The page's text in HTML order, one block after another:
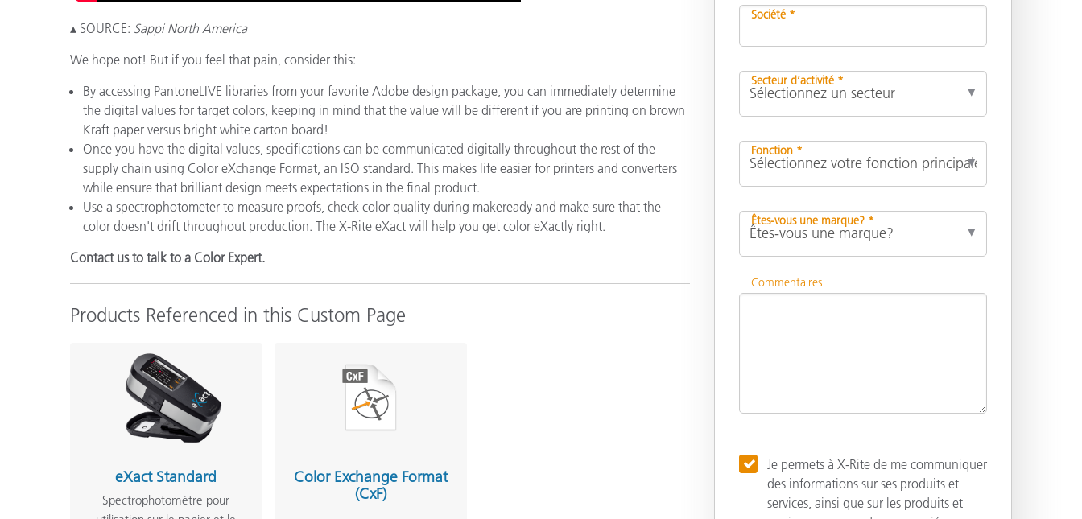
▴ SOURCE: Sappi North America
We hope not! But if you feel that pain, consider this:
By accessing PantoneLIVE libraries from your favorite Adobe design package, you can immediately determine
the digital values for target colors, keeping in mind that the value will be different if you are printing on brown
Kraft paper versus bright white carton board!
Once you have the digital values, specifications can be communicated digitally throughout the rest of the
supply chain using Color eXchange Format, an ISO standard. This makes life easier for printers and converters
while ensure that brilliant design meets expectations in the final product.
Use a spectrophotometer to measure proofs, check color quality during makeready and make sure that the
color doesn't drift throughout production. The X-Rite eXact will help you get color eXactly right.
Contact us to talk to a Color Expert.
Products Referenced in this Custom Page
eXact Standard
Spectrophotomètre pour
Color Exchange Format
(CxF)
Société *
Secteur d’activité *
Fonction *
Êtes-vous une marque? *
Commentaires
Je permets à X-Rite de me communiquer
des informations sur ses produits et
services, ainsi que sur les produits et